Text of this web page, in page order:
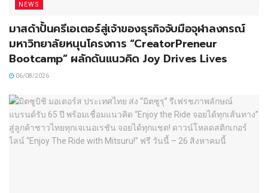
NEWS
มาสด้าปั้นครีเอเตอร์สู่เจ้าของธุรกิจจับมือจุฬาลงกรณ์
มหาวิทยาลัยหนุนโครงการ “CreatorPreneur
Bootcamp” ผลักดันแนวคิด Joy Drives Lives
06/08/2026